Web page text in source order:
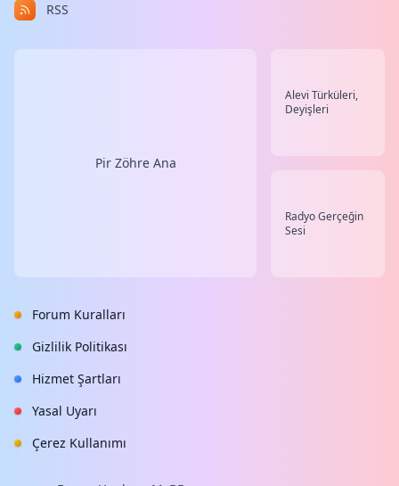
RSS
Pir Zöhre Ana
Alevi Türküleri,
Deyişleri
Radyo Gerçeğin
Sesi
Forum Kuralları
Gizlilik Politikası
Hizmet Şartları
Yasal Uyarı
Çerez Kullanımı